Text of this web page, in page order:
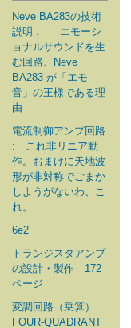
Neve BA283の技術
説明 : エモーシ
ョナルサウンドを生
む回路。Neve
BA283 が「エモ
音」の王様である理
由
電流制御アンプ回路
: これ非リニア動
作。おまけに天地波
形が非対称でごまか
しようがないわ、こ
れ。
6e2
トランジスタアンプ
の設計・製作 172
ページ
変調回路（乗算）
FOUR-QUADRANT